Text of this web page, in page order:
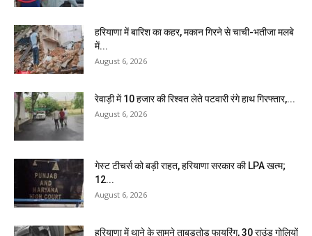
हरियाणा में बारिश का कहर, मकान गिरने से चाची-भतीजा मलबे
में...
August 6, 2026
रेवाड़ी में 10 हजार की रिश्वत लेते पटवारी रंगे हाथ गिरफ्तार,...
August 6, 2026
गेस्ट टीचर्स को बड़ी राहत, हरियाणा सरकार की LPA खत्म;
12...
August 6, 2026
हरियाणा में थाने के सामने ताबड़तोड़ फायरिंग, 30 राउंड गोलियों